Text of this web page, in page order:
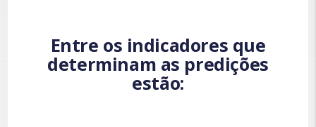
Entre os indicadores que
determinam as predições
estão: